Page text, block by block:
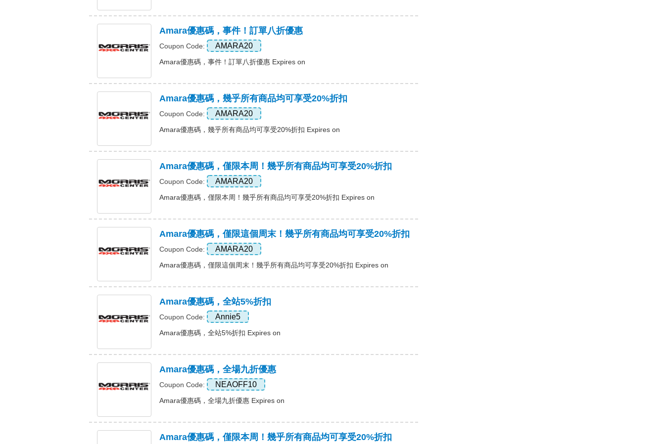
Amara優惠碼，事件！訂單八折優惠
Coupon Code: AMARA20
Amara優惠碼，事件！訂單八折優惠 Expires on
Amara優惠碼，幾乎所有商品均可享受20%折扣
Coupon Code: AMARA20
Amara優惠碼，幾乎所有商品均可享受20%折扣 Expires on
Amara優惠碼，僅限本周！幾乎所有商品均可享受20%折扣
Coupon Code: AMARA20
Amara優惠碼，僅限本周！幾乎所有商品均可享受20%折扣 Expires on
Amara優惠碼，僅限這個周末！幾乎所有商品均可享受20%折扣
Coupon Code: AMARA20
Amara優惠碼，僅限這個周末！幾乎所有商品均可享受20%折扣 Expires on
Amara優惠碼，全站5%折扣
Coupon Code: Annie5
Amara優惠碼，全站5%折扣 Expires on
Amara優惠碼，全場九折優惠
Coupon Code: NEAOFF10
Amara優惠碼，全場九折優惠 Expires on
Amara優惠碼，僅限本周！幾乎所有商品均可享受20%折扣